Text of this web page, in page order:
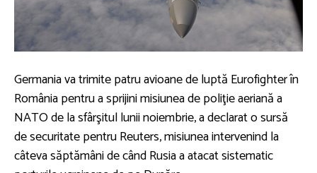
Germania va trimite patru avioane de luptă Eurofighter în
România pentru a sprijini misiunea de poliţie aeriană a
NATO de la sfârşitul lunii noiembrie, a declarat o sursă
de securitate pentru Reuters, misiunea intervenind la
câteva săptămâni de când Rusia a atacat sistematic